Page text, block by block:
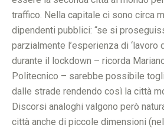
traffico. Nella capitale ci sono circa
dipendenti pubblici: “se si
parzialmente l’esperienza di ‘lavoro
durante il lockdown – ricorda
Politecnico – sarebbe possibile
dalle strade rendendo così la città
Discorsi analoghi valgono però
città anche di piccole dimensioni